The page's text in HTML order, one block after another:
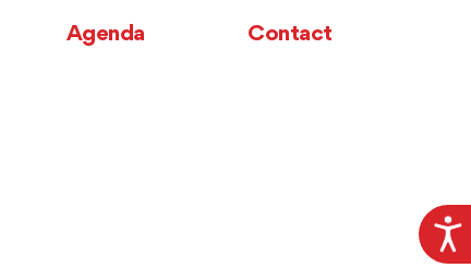
Agenda Contact